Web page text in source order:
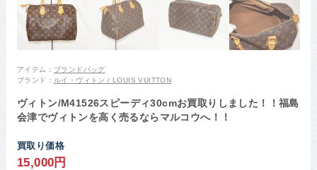
アイテム： ブランドバッグ
ブランド： ルイ・ヴィトン / LOUIS VUITTON
ヴィトン/M41526スピーディ30cmお買取りしました！！福島
会津でヴィトンを高く売るならマルコウへ！！
買取り価格
15,000円